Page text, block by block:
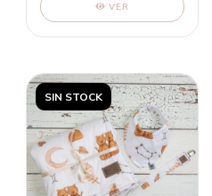
VER
SIN STOCK